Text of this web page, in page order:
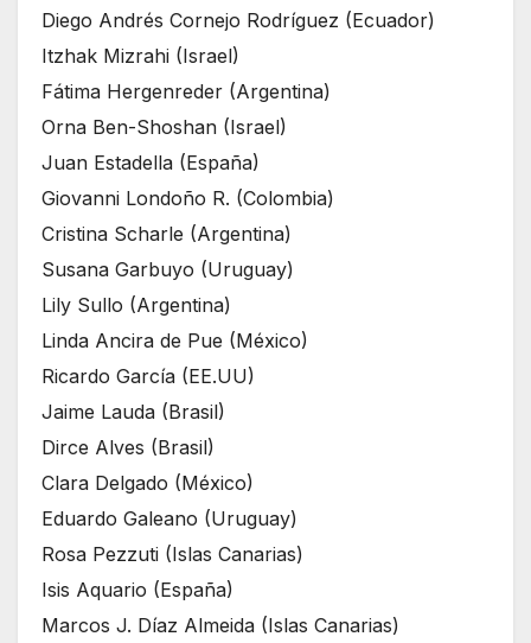
Diego Andrés Cornejo Rodríguez (Ecuador)
Itzhak Mizrahi (Israel)
Fátima Hergenreder (Argentina)
Orna Ben-Shoshan (Israel)
Juan Estadella (España)
Giovanni Londoño R. (Colombia)
Cristina Scharle (Argentina)
Susana Garbuyo (Uruguay)
Lily Sullo (Argentina)
Linda Ancira de Pue (México)
Ricardo García (EE.UU)
Jaime Lauda (Brasil)
Dirce Alves (Brasil)
Clara Delgado (México)
Eduardo Galeano (Uruguay)
Rosa Pezzuti (Islas Canarias)
Isis Aquario (España)
Marcos J. Díaz Almeida (Islas Canarias)